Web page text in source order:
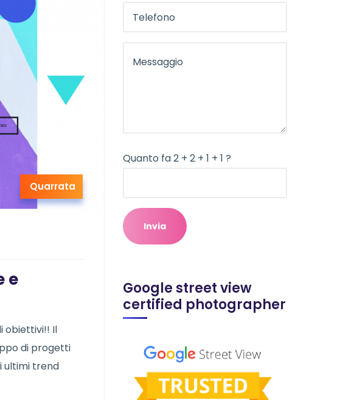
Quarrata
e
obiettivi!! Il
di progetti
ultimi trend
Quanto fa 2 + 2 + 1 + 1 ?
Google street view
certified photographer